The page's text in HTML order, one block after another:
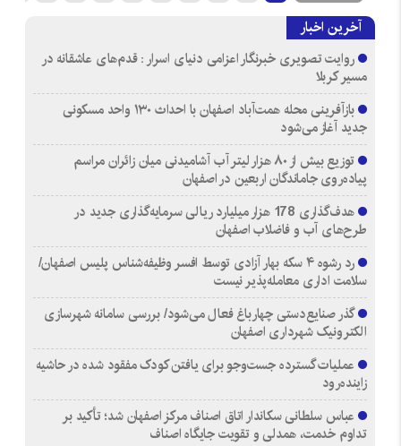
آخرین اخبار
روایت تصویری خبرنگار اعزامی دنیای اسرار : قدم‌های عاشقانه در
مسیر کربلا
بازآفرینی محله همت‌آباد اصفهان با احداث ۱۳۰ واحد مسکونی
جدید آغاز می‌شود
توزیع بیش از ۸۰ هزار لیتر آب آشامیدنی میان زائران مراسم
پیاده‌روی جاماندگان اربعین در اصفهان
هدف‌گذاری 178 هزار میلیارد ریالی سرمایه‌گذاری جدید در
طرح‌های آب و فاضلاب اصفهان
رد رشوه ۴ سکه بهار آزادی توسط افسر وظیفه‌شناس پلیس اصفهان/
سلامت اداری معامله‌پذیر نیست
گذر صنایع‌دستی چهارباغ فعال می‌شود/ بررسی سامانه شهرسازی
الکترونیک شهرداری اصفهان
عملیات گسترده جست‌وجو برای یافتن کودک مفقود شده در حاشیه
زاینده‌رود
عباس سلطانی سکاندار اتاق اصناف مرکز اصفهان شد؛ تأکید بر
تداوم خدمت، همدلی و تقویت جایگاه اصناف